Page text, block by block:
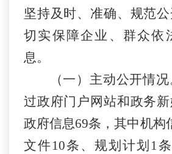
坚持及时、准确、规范公
切实保障企业、群众依
息。
（一）主动公开情况
过政府门户网站和政务
政府信息69条，其中机构
文件10条、规划计划1